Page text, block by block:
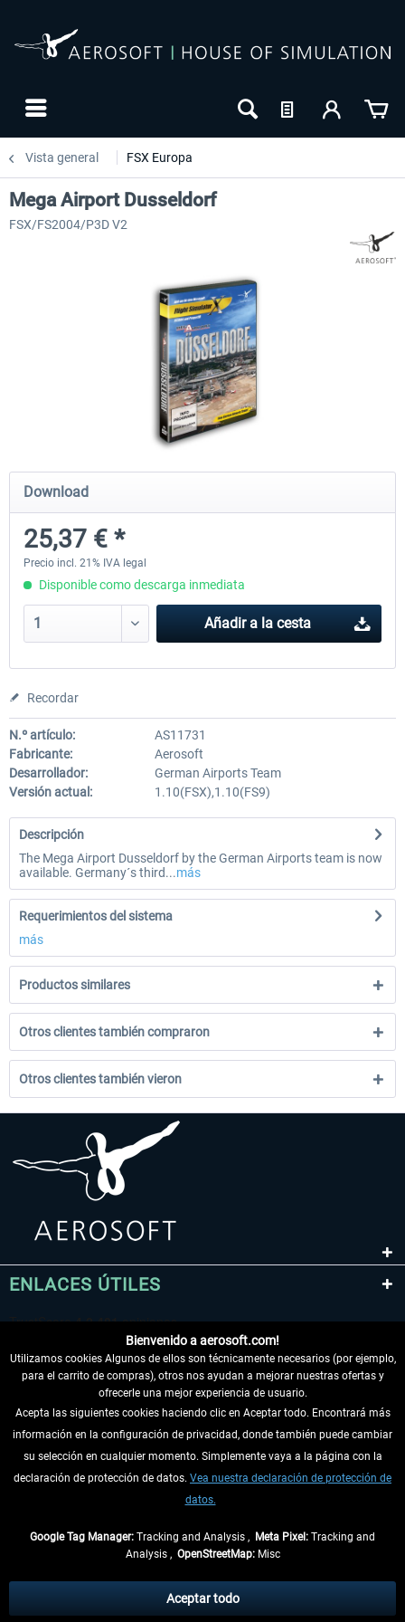
Vista general FSX Europa
Mega Airport Frankfurt V2.0
30,45 € *
Mega Airport Berlin
Mega Airport Dusseldorf
FSX/FS2004/P3D V2
Download
25,37 € *
Precio incl. 21% IVA legal
Disponible como descarga inmediata
Añadir a la cesta
Recordar
N.º artículo:
AS11731
Fabricante:
Aerosoft
Desarrollador:
German Airports Team
Versión actual:
1.10(FSX),1.10(FS9)
Descripción
The Mega Airport Dusseldorf by the German Airports team is now
available. Germany´s third...más
Requerimientos del sistema
más
Productos similares
Otros clientes también compraron
Otros clientes también vieron
ENLACES ÚTILES
DESISTIR DEL CONTRATO
INFORMACIÓN
tasas de recepción si no se describe lo contrario
** De aplicación a envíos dentro de Alemania. Los plazos de envío para los
Bienvenido a aerosoft.com!
Utilizamos cookies Algunos de ellos son técnicamente necesarios (por ejemplo,
para el carrito de compras), otros nos ayudan a mejorar nuestras ofertas y
ofrecerle una mejor experiencia de usuario.
Acepta las siguientes cookies haciendo clic en Aceptar todo. Encontrará más
información en la configuración de privacidad, donde también puede cambiar
su selección en cualquier momento. Simplemente vaya a la página con la
declaración de protección de datos. Vea nuestra declaración de protección de
datos.
Google Tag Manager: Tracking and Analysis , Meta Pixel: Tracking and
Analysis , OpenStreetMap:Misc
Aceptar todo